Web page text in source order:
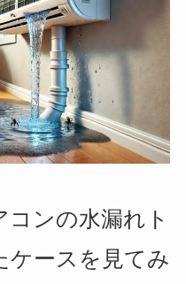
ンの水漏れト
ケースを見てみ